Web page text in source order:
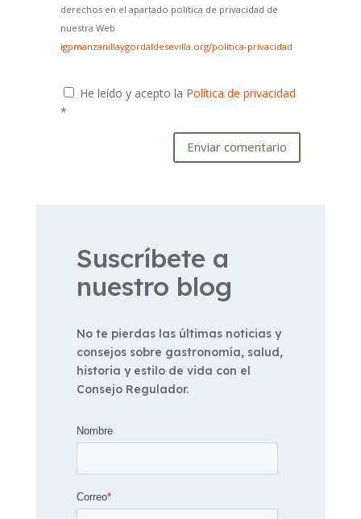
derechos en el apartado política de privacidad de
nuestra Web
igpmanzanillaygordaldesevilla.org/politica-privacidad
He leído y acepto la Política de privacidad
*
Enviar comentario
Suscríbete a
nuestro blog
No te pierdas las últimas noticias y
consejos sobre gastronomía, salud,
historia y estilo de vida con el
Consejo Regulador.